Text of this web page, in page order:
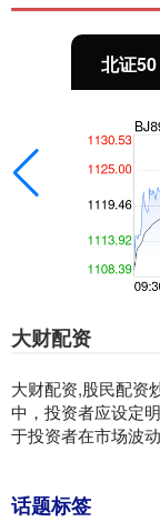
北证50
大财配资
大财配资,股民配资
中，投资者应设定
于投资者在市场波
话题标签